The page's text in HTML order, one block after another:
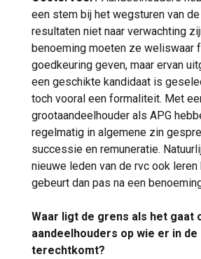
een stem bij het wegsturen van
resultaten niet naar verwachting
benoeming moeten ze weliswaar
goedkeuring geven, maar ervan
een geschikte kandidaat is
toch vooral een formaliteit. Met
grootaandeelhouder als APG
regelmatig in algemene zin
successie en remuneratie.
nieuwe leden van de rvc ook leren
gebeurt dan pas na een
Waar ligt de grens als het gaat
aandeelhouders op wie er in
terechtkomt?